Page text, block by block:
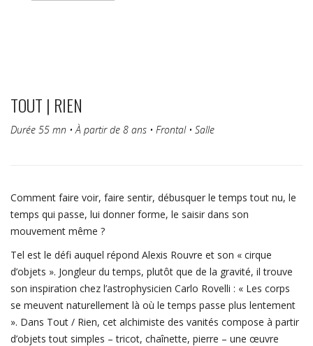
TOUT | RIEN
Durée 55 mn • À partir de 8 ans • Frontal • Salle
Comment faire voir, faire sentir, débusquer le temps tout nu, le
temps qui passe, lui donner forme, le saisir dans son
mouvement même ?
Tel est le défi auquel répond Alexis Rouvre et son « cirque
d’objets ». Jongleur du temps, plutôt que de la gravité, il trouve
son inspiration chez l’astrophysicien Carlo Rovelli : « Les corps
se meuvent naturellement là où le temps passe plus lentement
». Dans Tout / Rien, cet alchimiste des vanités compose à partir
d’objets tout simples – tricot, chaînette, pierre – une œuvre